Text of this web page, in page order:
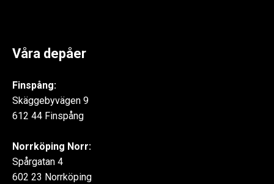
Våra depåer
Finspång:
Skäggebyvägen 9
612 44 Finspång
Norrköping Norr:
Spårgatan 4
602 23 Norrköping